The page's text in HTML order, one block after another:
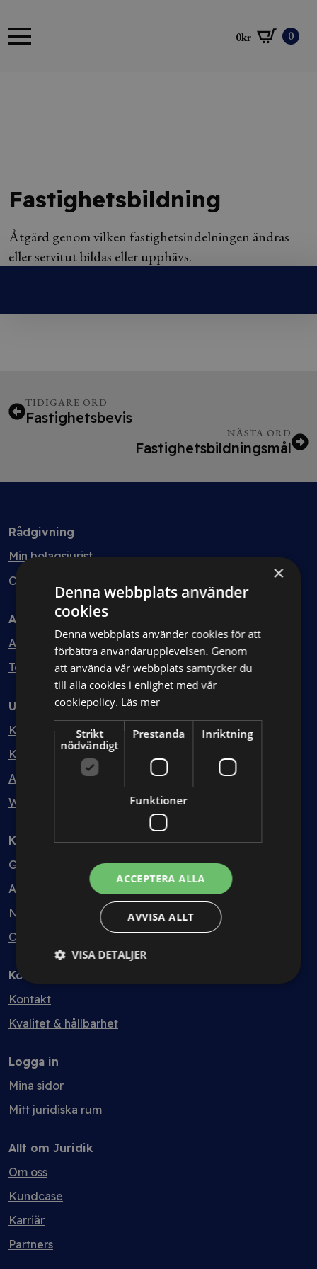
0kr 0
Fastighetsbildning
Åtgärd genom vilken fastighetsindelningen ändras
eller servitut bildas eller upphävs.
TIDIGARE ORD
Fastighetsbevis
NÄSTA ORD
Fastighetsbildningsmål
Rådgivning
Min bolagsjurist
Ombud
Avtal
Avtalshantering
Testa kostnadsfritt
Utbildning
Kurser
Kurspaket
Abonnemang
Webbinarium
Kunskapsbank
Guider
Avtalsmallar
Nyheter
Ordlista
Kontakt
Kontakt
Kvalitet & hållbarhet
Logga in
Mina sidor
Mitt juridiska rum
Allt om Juridik
Om oss
Kundcase
Karriär
Partners
×
Denna webbplats använder
cookies
Denna webbplats använder cookies för att
förbättra användarupplevelsen. Genom
att använda vår webbplats samtycker du
till alla cookies i enlighet med vår
cookiepolicy. Läs mer
Strikt
nödvändigt
Prestanda Inriktning
Funktioner
ACCEPTERA ALLA
AVVISA ALLT
VISA DETALJER